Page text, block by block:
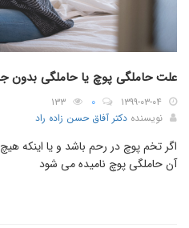
علت حاملگی پوچ یا حاملگی بدون
۱۳۹۹-۰۳-۰۴ ۰
۱۳۳
نویسنده دکتر آفاق حسن زاده راد
اگر تخم پوچ در رحم باشد و یا اینکه
آن حاملگی پوچ نامیده می شود